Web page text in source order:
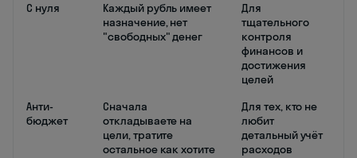
С нуля
Каждый рубль имеет
назначение, нет
"свободных" денег
Для
тщательного
контроля
финансов и
достижения
целей
Анти-
бюджет
Сначала
откладываете на
цели, тратите
остальное как хотите
Для тех, кто не
любит
детальный учёт
расходов